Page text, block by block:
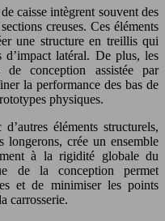
caisse intègrent souvent des
creuses. Ces éléments
une structure en treillis qui
d’impact latéral. De plus, les
de conception assistée par
la performance des bas de
physiques.
éléments structurels,
longerons, crée un ensemble
à la rigidité globale du
de la conception permet
et de minimiser les points
carrosserie.